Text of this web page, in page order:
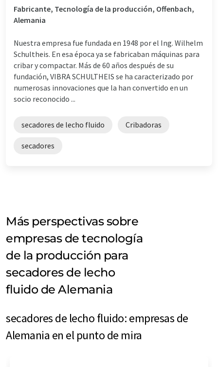
Fabricante, Tecnología de la producción, Offenbach,
Alemania
Nuestra empresa fue fundada en 1948 por el Ing. Wilhelm
Schultheis. En esa época ya se fabricaban máquinas para
cribar y compactar. Más de 60 años después de su
fundación, VIBRA SCHULTHEIS se ha caracterizado por
numerosas innovaciones que la han convertido en un
socio reconocido ...
secadores de lecho fluido Cribadoras
secadores
Más perspectivas sobre
empresas de tecnología
de la producción para
secadores de lecho
fluido de Alemania
secadores de lecho fluido: empresas de
Alemania en el punto de mira